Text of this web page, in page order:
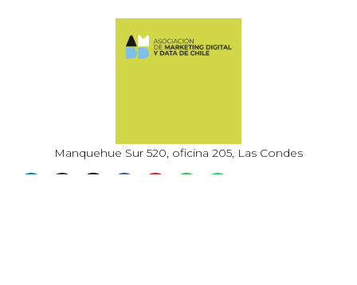
Manquehue Sur 520, oficina 205, Las Condes